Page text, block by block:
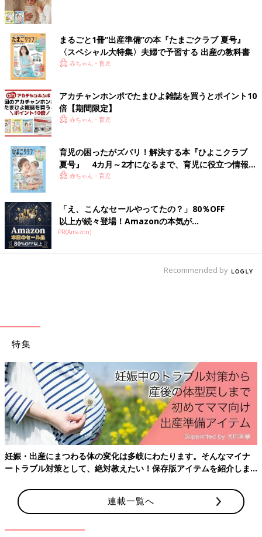
児科医の山中龍宏先生に教えてもらいました。
赤ちゃんが吐いたとき 受診の目安は？
吐いた回数や量が少なく、元気なら大丈夫。授乳 後に噴水のよ
うに吐くことが数日続く、下痢などほかの症状がある、嘔吐が続
くなどのときは受診しましょう。
頭を強く打ったあとに吐いたときは大至急受診を。
【医師監修】発熱・下痢・嘔吐のときに
因と脱水症状のサイン
放置すると命にかかわる赤ちゃんの脱水症状っ
て？赤ちゃんが病気のときに注意したいのが脱
水症状です。赤ちゃんは自分から「のどが渇い
た」と言えません。病気のときはもちろん、普
赤ちゃんが吐いたとき こんな症状はすぐに受診し
て
□高熱が出てぐったりする
□10～30分間隔で激しく泣き、血便が出る（腸重積症）
うちケア”。「吐いたあとのケアはこれでいい
の？」と迷うママも多いのではないでしょう
か。ここでは、とくにきになる「迷いがち」な
５つのポイントを、小児科医の山中龍宏先生に
一問一答で解決してもらいました。
監修／松井潔 先生
初回公開日 2017/8/1
育児中におススメのアプリ
アプリ「まいにちのたまひよ」
まるごと1冊“出産準備”の本『たまごクラブ 夏号』
〈スペシャル大特集〉夫婦で予習する 出産の教科書
赤ちゃん・育児
アカチャンホンポでたまひよ雑誌を買うとポイント10
倍【期間限定】
赤ちゃん・育児
育児の困ったがズバリ！解決する本『ひよこクラブ
夏号』 4カ月～2才になるまで、育児に役立つ情報が
いっぱい！
赤ちゃん・育児
「え、こんなセールやってたの？」80％OFF
以上が続々登場！Amazonの本気が...
PR(Amazon)
Recommended by
特集
妊娠・出産にまつわる体の変化は多岐にわたります。そんなマイナ
ートラブル対策として、絶対教えたい！保存版アイテムを紹介しま
連載一覧へ